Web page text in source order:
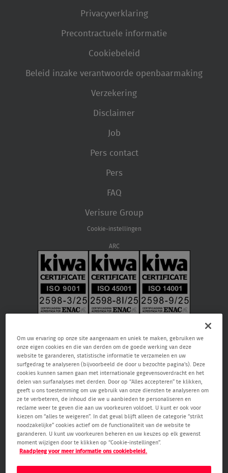
Privacyverklaring
Precontractuele informatie
Cookiebeleid
Beleid inzake verantwoorde openbaarmaking
Verzekering
Disclaimer
Job
Pers contact
Pers
FAQ
Verisure Group
Cookie-instellingen
ARC
Verisure NV, Raketstraat 66, 1130 Brussel, RPR Brussel 0459.866.904, email:
care@verisure.be, telefoonnummer:080090000, Vergunde
bewakingsonderneming en onderneming voor alarm- en camerasystemen.
Toezichthoudende autoriteit Federale Overheidsdienst Binnenlandse Zaken
– Algemene Directie Veiligheid & Preventie (Waterloolaan 76 1000 Brussel,
www.besafe.be
Om uw ervaring op onze site aangenaam en uniek te maken, gebruiken we
onze eigen cookies en die van derden om de goede werking van deze
website te garanderen, statistische informatie te verzamelen en uw
surfgedrag te analyseren (bijvoorbeeld de door u bezochte pagina's). Deze
cookies kunnen samen gaan met internationale gegevensoverdracht en het
delen van surfanalyses met derden. Door op “Alles accepteren” te klikken,
geeft u ons toestemming om uw gebruik van onze diensten te analyseren om
ze te verbeteren, de inhoud die we u aanbieden te personaliseren en
reclame weer te geven die aan uw voorkeuren voldoet. U kunt er ook voor
kiezen om “alles te weigeren”. In dat geval blijft alleen de categorie “strikt
noodzakelijke” cookies actief om de functionaliteit van de website te
garanderen. U kunt uw voorkeuren beheren en uw keuzes op elk gewenst
moment wijzigen door te klikken op “Cookie-instellingen”.
Raadpleeg voor meer informatie ons cookiebeleid.